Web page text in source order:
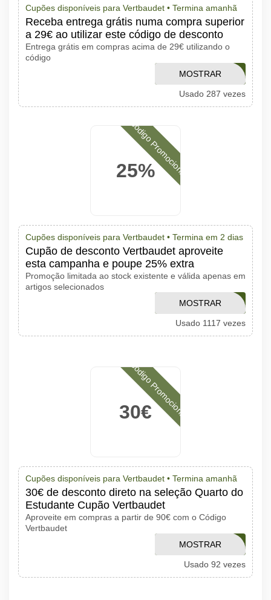
Cupões disponíveis para Vertbaudet • Termina amanhã
Receba entrega grátis numa compra superior
a 29€ ao utilizar este código de desconto
Entrega grátis em compras acima de 29€ utilizando o
código
MOSTRAR
CÓDIGO
Usado 287 vezes
25%
Código Promocional
Cupões disponíveis para Vertbaudet • Termina em 2 dias
Cupão de desconto Vertbaudet aproveite
esta campanha e poupe 25% extra
Promoção limitada ao stock existente e válida apenas em
artigos selecionados
MOSTRAR
CÓDIGO
Usado 1117 vezes
30€
Código Promocional
Cupões disponíveis para Vertbaudet • Termina amanhã
30€ de desconto direto na seleção Quarto do
Estudante Cupão Vertbaudet
Aproveite em compras a partir de 90€ com o Código
Vertbaudet
OFERTA30
MOSTRAR
CÓDIGO
Usado 92 vezes